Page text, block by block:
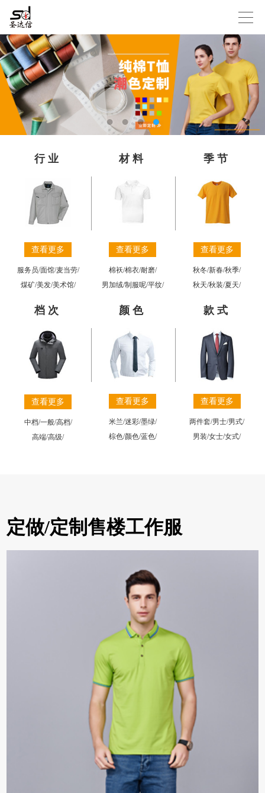
行业
查看更多
服务员/面馆/麦当劳/
煤矿/美发/美术馆/
材料
查看更多
棉袄/棉衣/耐磨/
男加绒/制服呢/平纹/
季节
查看更多
秋冬/新春/秋季/
秋天/秋装/夏天/
档次
查看更多
中档/一般/高档/
高端/高级/
颜色
查看更多
米兰/迷彩/墨绿/
棕色/颜色/蓝色/
款式
查看更多
两件套/男士/男式/
男装/女士/女式/
定做/定制售楼工作服